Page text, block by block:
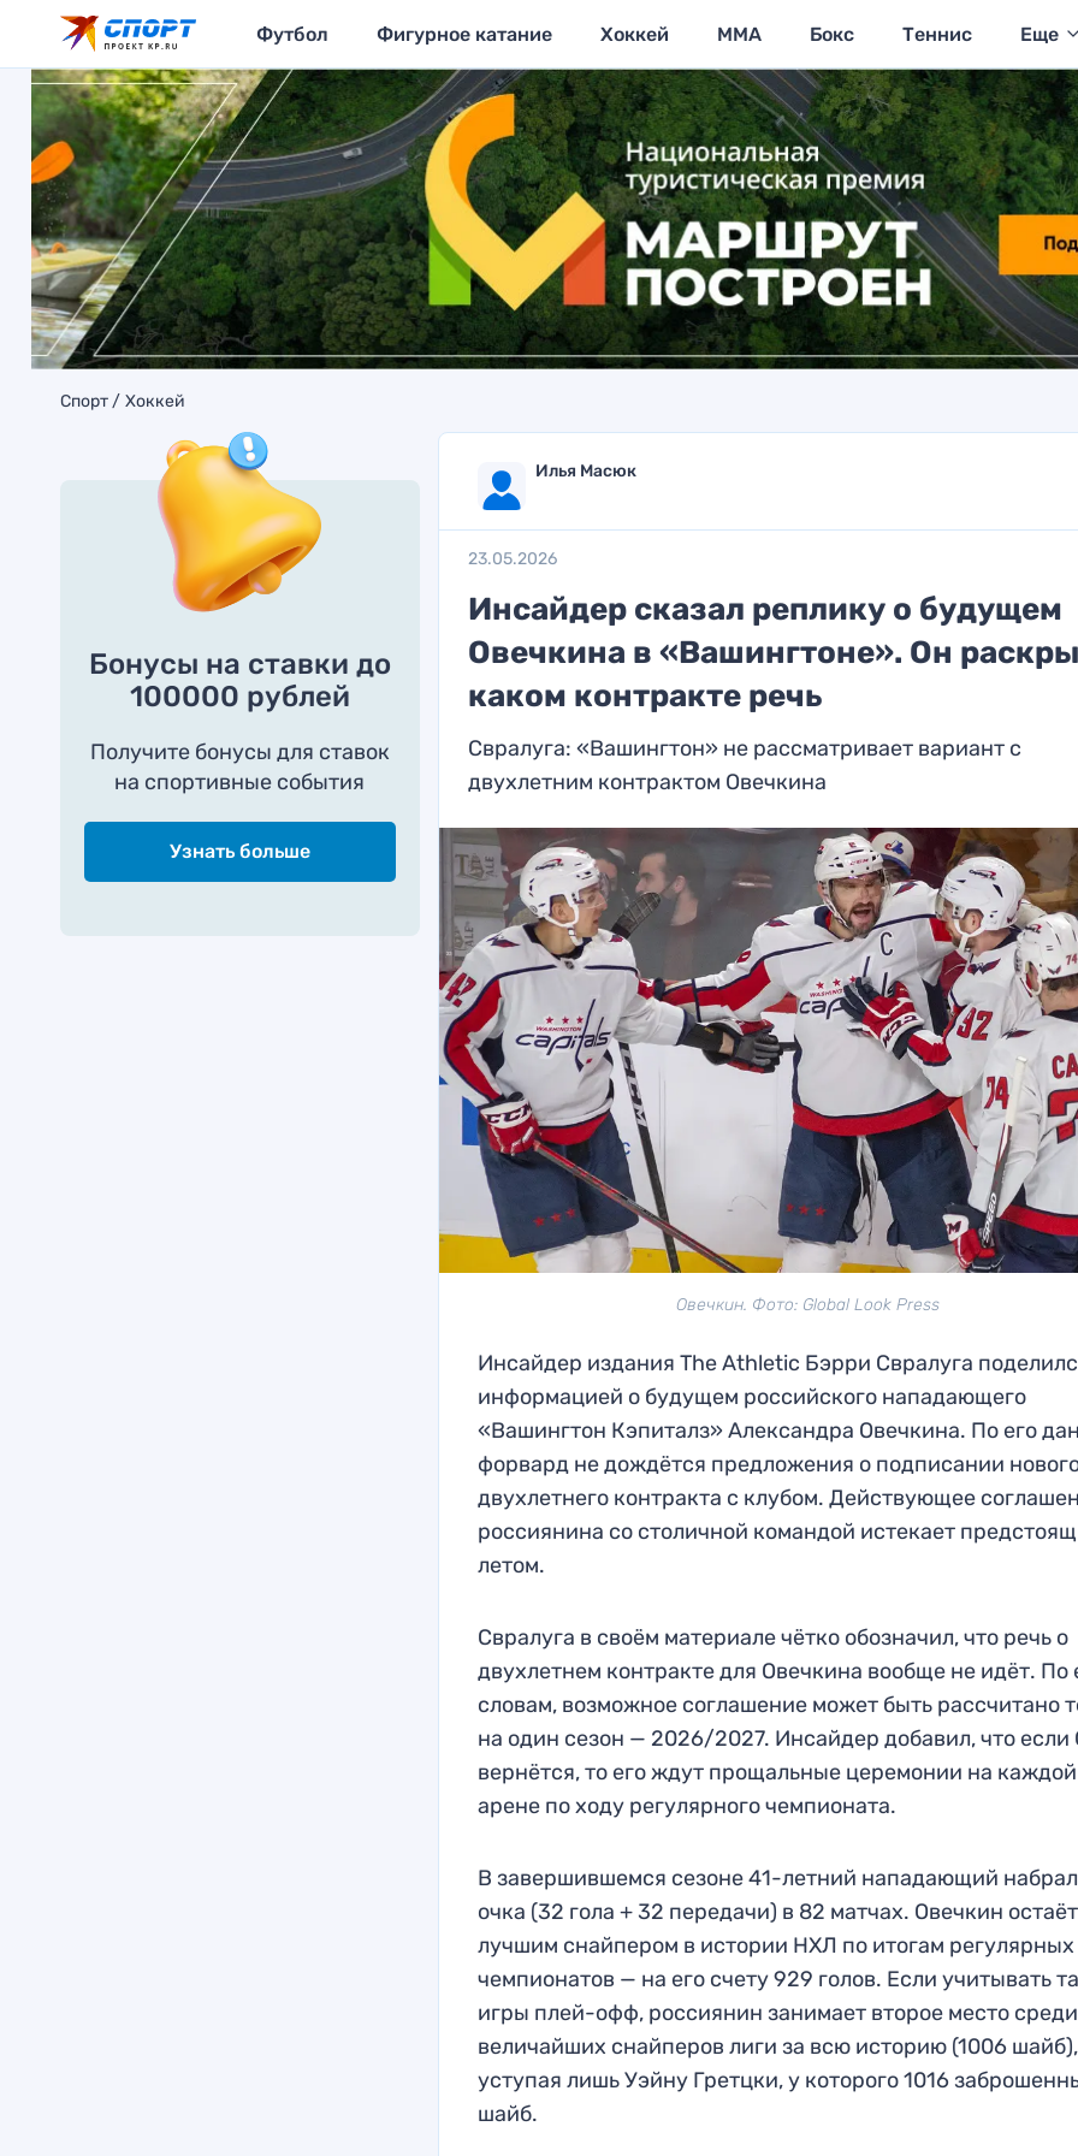
Футбол Фигурное катание Хоккей MMA Бокс Теннис Еще
Спорт Хоккей
Бонусы на ставки до
100000 рублей
Получите бонусы для ставок
на спортивные события
Узнать больше
Илья Масюк
23.05.2026
Инсайдер сказал реплику о будущем
Овечкина в «Вашингтоне». Он
каком контракте речь
Свралуга: «Вашингтон» не рассматривает вариант с
двухлетним контрактом Овечкина
Овечкин. Фото: Global Look Press
Инсайдер издания The Athletic Бэрри Свралуга
информацией о будущем российского нападающего
«Вашингтон Кэпиталз» Александра Овечкина. По его
форвард не дождётся предложения о подписании
двухлетнего контракта с клубом. Действующее
россиянина со столичной командой истекает
летом.
Свралуга в своём материале чётко обозначил, что речь о
двухлетнем контракте для Овечкина вообще не идёт. По
словам, возможное соглашение может быть рассчитано
на один сезон — 2026/2027. Инсайдер добавил, что если
вернётся, то его ждут прощальные церемонии на каждой
арене по ходу регулярного чемпионата.
В завершившемся сезоне 41-летний нападающий
очка (32 гола + 32 передачи) в 82 матчах. Овечкин
лучшим снайпером в истории НХЛ по итогам регулярных
чемпионатов — на его счету 929 голов. Если учитывать
игры плей-офф, россиянин занимает второе место среди
величайших снайперов лиги за всю историю (1006 шайб),
уступая лишь Уэйну Гретцки, у которого 1016
шайб.